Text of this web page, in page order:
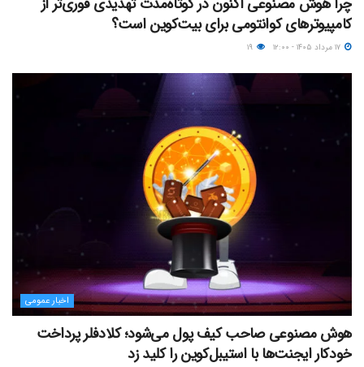
کامپیوترهای کوانتومی برای بیت‌کوین است؟
اخبار عمومی
هوش مصنوعی صاحب کیف پول می‌شود؛ کلادفلر پرداخت
خودکار ایجنت‌ها با استیبل‌کوین را کلید زد